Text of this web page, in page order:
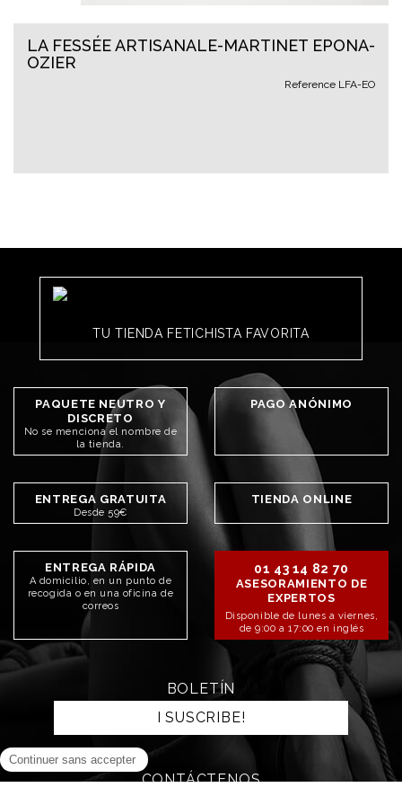
LA FESSÉE ARTISANALE-MARTINET EPONA-
OZIER
Reference LFA-EO
TU TIENDA FETICHISTA FAVORITA
PAQUETE NEUTRO Y
DISCRETO
No se menciona el nombre de
la tienda.
PAGO ANÓNIMO
ENTREGA GRATUITA
Desde 59€
TIENDA ONLINE
ENTREGA RÁPIDA
A domicilio, en un punto de
recogida o en una oficina de
correos
01 43 14 82 70
ASESORAMIENTO DE
EXPERTOS
Disponible de lunes a viernes,
de 9:00 a 17:00 en inglés
BOLETÍN
I SUSCRIBE!
CONTÁCTENOS